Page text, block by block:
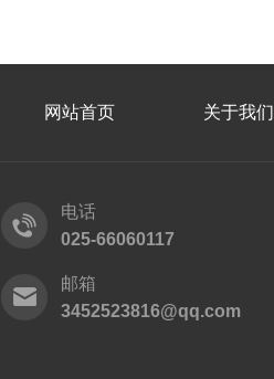
网站首页 关于我们
电话
025-66060117
邮箱
3452523816@qq.com